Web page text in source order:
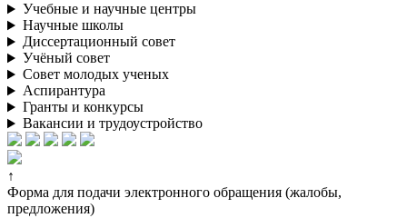
Учебные и научные центры
Научные школы
Диссертационный совет
Учёный совет
Совет молодых ученых
Аспирантура
Гранты и конкурсы
Вакансии и трудоустройство
↑
Форма для подачи электронного обращения (жалобы,
предложения)